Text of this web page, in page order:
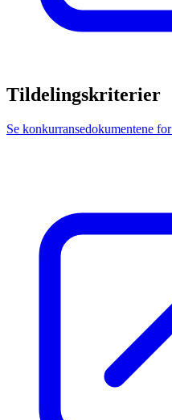
Tildelingskriterier
Se konkurransedokumentene